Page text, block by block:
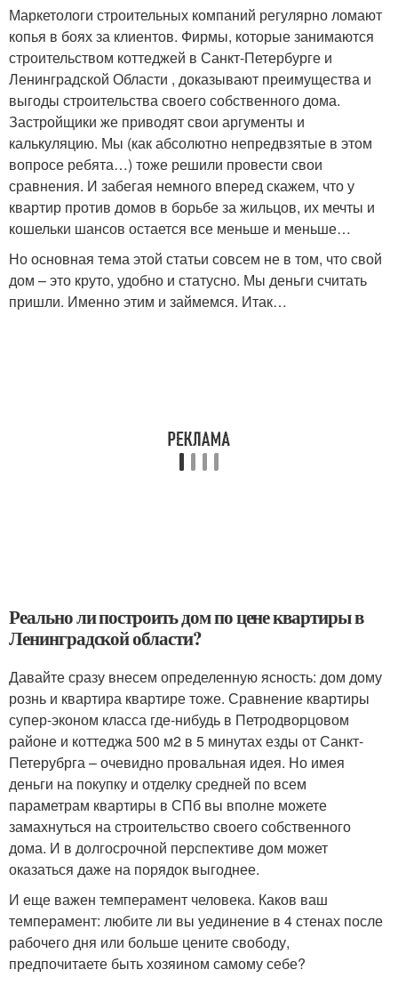
Маркетологи строительных компаний регулярно ломают
копья в боях за клиентов. Фирмы, которые занимаются
строительством коттеджей в Санкт-Петербурге и
Ленинградской Области , доказывают преимущества и
выгоды строительства своего собственного дома.
Застройщики же приводят свои аргументы и
калькуляцию. Мы (как абсолютно непредвзятые в этом
вопросе ребята…) тоже решили провести свои
сравнения. И забегая немного вперед скажем, что у
квартир против домов в борьбе за жильцов, их мечты и
кошельки шансов остается все меньше и меньше…
Но основная тема этой статьи совсем не в том, что свой
дом – это круто, удобно и статусно. Мы деньги считать
пришли. Именно этим и займемся. Итак…
Реально ли построить дом по цене квартиры в
Ленинградской области?
Давайте сразу внесем определенную ясность: дом дому
рознь и квартира квартире тоже. Сравнение квартиры
супер-эконом класса где-нибудь в Петродворцовом
районе и коттеджа 500 м2 в 5 минутах езды от Санкт-
Петерубрга – очевидно провальная идея. Но имея
деньги на покупку и отделку средней по всем
параметрам квартиры в СПб вы вполне можете
замахнуться на строительство своего собственного
дома. И в долгосрочной перспективе дом может
оказаться даже на порядок выгоднее.
И еще важен темперамент человека. Каков ваш
темперамент: любите ли вы уединение в 4 стенах после
рабочего дня или больше цените свободу,
предпочитаете быть хозяином самому себе?